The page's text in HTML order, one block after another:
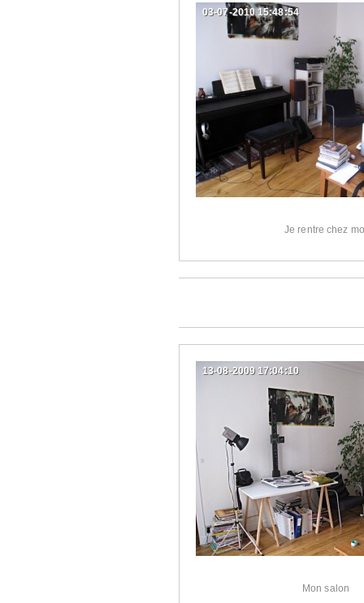
Je rentre chez
03-07-2010 15:48:54
Mon salon
13-08-2009 17:04:10